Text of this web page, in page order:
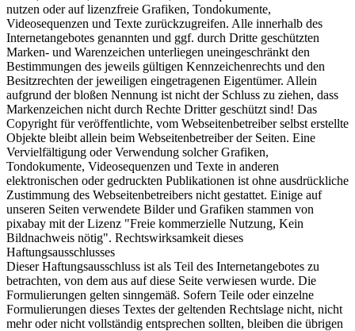
nutzen oder auf lizenzfreie Grafiken, Tondokumente,
Videosequenzen und Texte zurückzugreifen. Alle innerhalb des
Internetangebotes genannten und ggf. durch Dritte geschützten
Marken- und Warenzeichen unterliegen uneingeschränkt den
Bestimmungen des jeweils gültigen Kennzeichenrechts und den
Besitzrechten der jeweiligen eingetragenen Eigentümer. Allein
aufgrund der bloßen Nennung ist nicht der Schluss zu ziehen, dass
Markenzeichen nicht durch Rechte Dritter geschützt sind! Das
Copyright für veröffentlichte, vom Webseitenbetreiber selbst erstellte
Objekte bleibt allein beim Webseitenbetreiber der Seiten. Eine
Vervielfältigung oder Verwendung solcher Grafiken,
Tondokumente, Videosequenzen und Texte in anderen
elektronischen oder gedruckten Publikationen ist ohne ausdrückliche
Zustimmung des Webseitenbetreibers nicht gestattet. Einige auf
unseren Seiten verwendete Bilder und Grafiken stammen von
pixabay mit der Lizenz "Freie kommerzielle Nutzung, Kein
Bildnachweis nötig". Rechtswirksamkeit dieses
Haftungsausschlusses
Dieser Haftungsausschluss ist als Teil des Internetangebotes zu
betrachten, von dem aus auf diese Seite verwiesen wurde. Die
Formulierungen gelten sinngemäß. Sofern Teile oder einzelne
Formulierungen dieses Textes der geltenden Rechtslage nicht, nicht
mehr oder nicht vollständig entsprechen sollten, bleiben die übrigen